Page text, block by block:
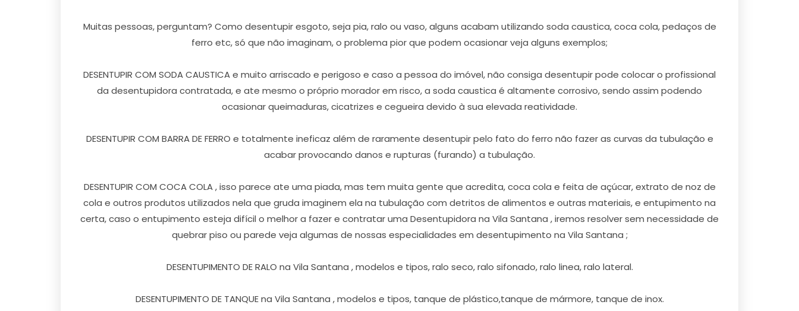
Muitas pessoas, perguntam? Como desentupir esgoto, seja pia, ralo ou vaso, alguns acabam utilizando soda caustica, coca cola, pedaços de
ferro etc, só que não imaginam, o problema pior que podem ocasionar veja alguns exemplos;
DESENTUPIR COM SODA CAUSTICA e muito arriscado e perigoso e caso a pessoa do imóvel, não consiga desentupir pode colocar o profissional
da desentupidora contratada, e ate mesmo o próprio morador em risco, a soda caustica é altamente corrosivo, sendo assim podendo
ocasionar queimaduras, cicatrizes e cegueira devido à sua elevada reatividade.
DESENTUPIR COM BARRA DE FERRO e totalmente ineficaz além de raramente desentupir pelo fato do ferro não fazer as curvas da tubulação e
acabar provocando danos e rupturas (furando) a tubulação.
DESENTUPIR COM COCA COLA , isso parece ate uma piada, mas tem muita gente que acredita, coca cola e feita de açúcar, extrato de noz de
cola e outros produtos utilizados nela que gruda imaginem ela na tubulação com detritos de alimentos e outras materiais, e entupimento na
certa, caso o entupimento esteja difícil o melhor a fazer e contratar uma Desentupidora na Vila Santana , iremos resolver sem necessidade de
quebrar piso ou parede veja algumas de nossas especialidades em desentupimento na Vila Santana ;
DESENTUPIMENTO DE RALO na Vila Santana , modelos e tipos, ralo seco, ralo sifonado, ralo linea, ralo lateral.
DESENTUPIMENTO DE TANQUE na Vila Santana , modelos e tipos, tanque de plástico,tanque de mármore, tanque de inox.